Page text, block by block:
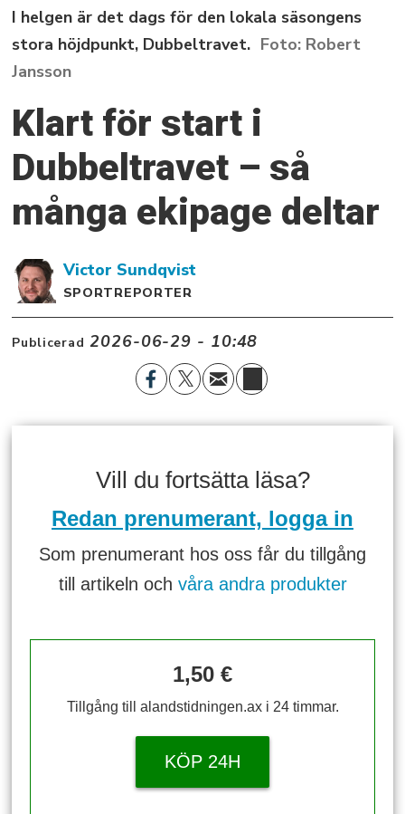
I helgen är det dags för den lokala säsongens
stora höjdpunkt, Dubbeltravet.
Robert
Jansson
Klart för start i
Dubbeltravet – så
många ekipage deltar
Victor Sundqvist
SPORTREPORTER
Publicerad 2026-06-29 - 10:48
Vill du fortsätta läsa?
Redan prenumerant, logga in
Som prenumerant hos oss får du tillgång
till artikeln och våra andra produkter
1,50 €
Tillgång till alandstidningen.ax i 24 timmar.
KÖP 24H